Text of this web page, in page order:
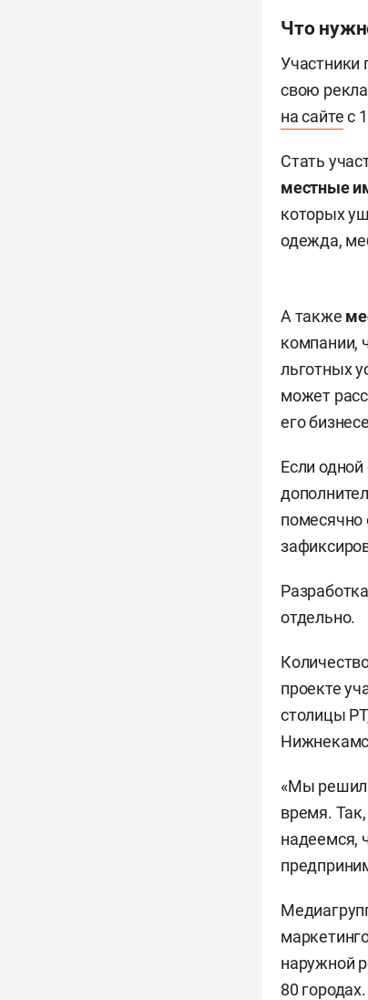
Что
Участники
свою
на сайтес
Стать
местные
которых
одежда,
А также
компании,
льготных
может
его
Если
помесячно
отдельно.
проекте
столицы
«Мы
время.
надеемся,
наружной
80